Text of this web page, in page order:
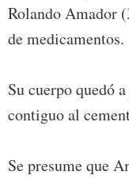
Rolando Amador
de medicamentos.
Su cuerpo quedó
contiguo al
Se presume que